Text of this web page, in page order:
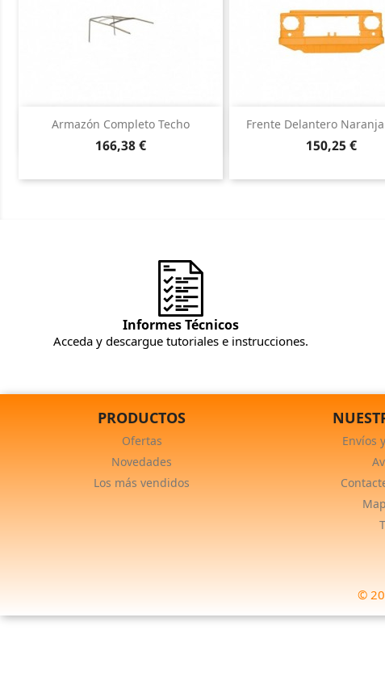
Armazón Completo Techo
Precio
166,38 €
Vista rápida Frente Delantero
Precio
150,25 €
Vista rápida
Informes Técnicos
Acceda y descargue tutoriales e instrucciones.
PRODUCTOS
Ofertas
Novedades
Los más vendidos
Envíos
©